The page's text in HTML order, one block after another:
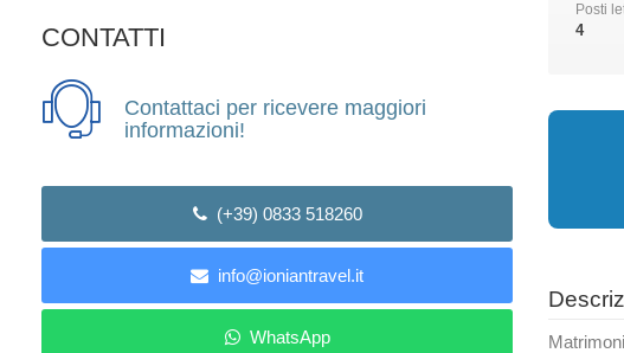
CONTATTI
Contattaci per ricevere maggiori
informazioni!
(+39) 0833 518260
info@ioniantravel.it
WhatsApp
Posti
4